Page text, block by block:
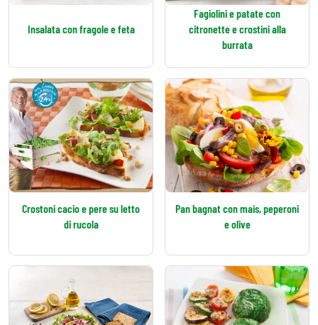
Insalata con fragole e feta
Fagiolini e patate con
citronette e crostini alla
burrata
Crostoni cacio e pere su letto
di rucola
Pan bagnat con mais, peperoni
e olive